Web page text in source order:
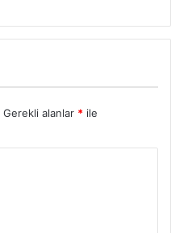
Gerekli alanlar * ile